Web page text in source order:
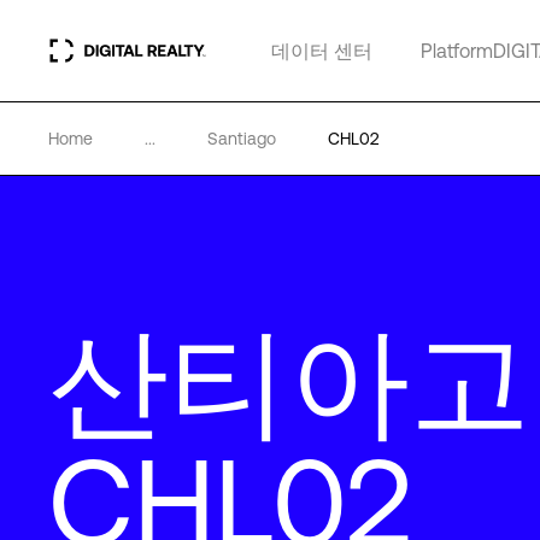
데이터 센터
Home ... Santiago CHL02
산티아고
CHL02